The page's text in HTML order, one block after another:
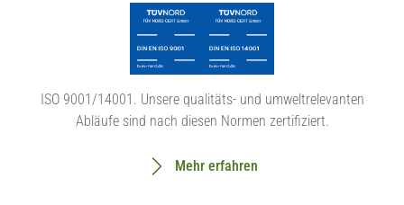
ISO 9001/14001. Unsere qualitäts- und umweltrelevanten
Abläufe sind nach diesen Normen zertifiziert.
Mehr erfahren